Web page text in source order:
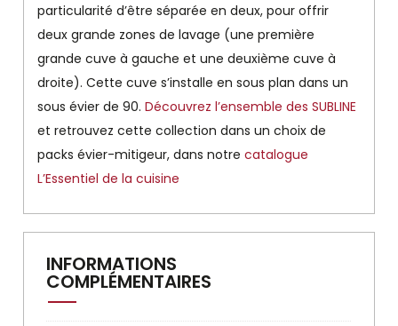
particularité d’être séparée en deux, pour offrir
deux grande zones de lavage (une première
grande cuve à gauche et une deuxième cuve à
droite). Cette cuve s’installe en sous plan dans un
sous évier de 90.Découvrez l’ensemble des SUBLINE
et retrouvez cette collection dans un choix de
packs évier-mitigeur, dans notrecatalogue
L’Essentiel de la cuisine
INFORMATIONS
COMPLÉMENTAIRES